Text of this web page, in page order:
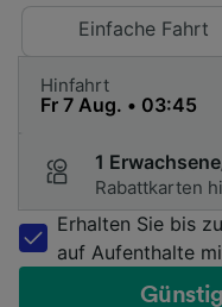
Einfache Fahrt
Hinfahrt
1
Rabattkarten
Erhalten Sie bis
auf Aufenthalte